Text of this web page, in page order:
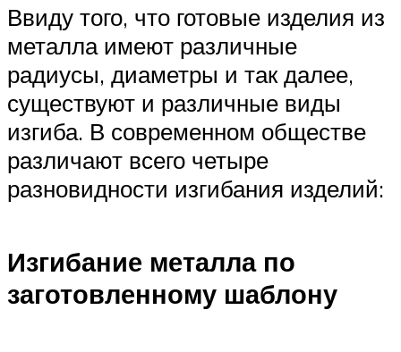
Ввиду того, что готовые изделия из
металла имеют различные
радиусы, диаметры и так далее,
существуют и различные виды
изгиба. В современном обществе
различают всего четыре
разновидности изгибания изделий:
Изгибание металла по
заготовленному шаблону